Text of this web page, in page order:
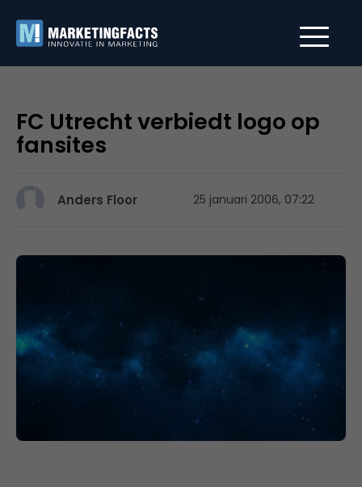
FC Utrecht verbiedt logo op
fansites
Anders Floor 25 januari 2006, 07:22